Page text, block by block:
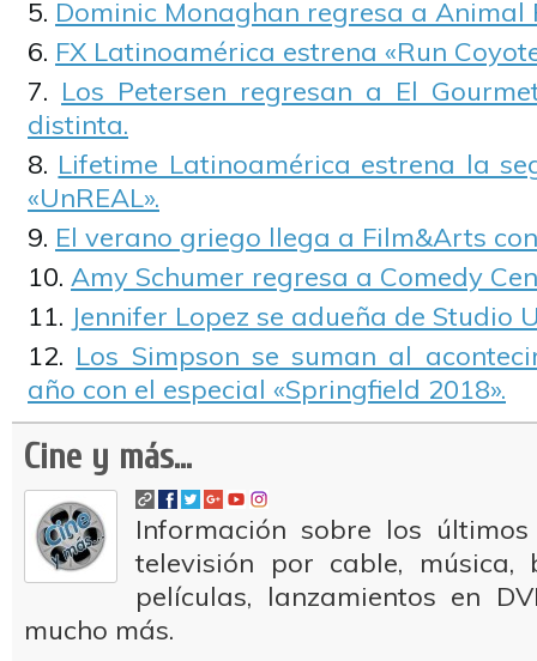
Dominic Monaghan regresa a Animal
FX Latinoamérica estrena «Run
Los Petersen regresan a El
distinta.
Lifetime Latinoamérica estrena la
«UnREAL».
El verano griego llega a Film&Arts con
Amy Schumer regresa a Comedy
Jennifer Lopez se adueña de Studio
Los Simpson se suman al
año con el especial «Springfield 2018».
Cine y más...
Información sobre los
televisión por cable, música,
películas, lanzamientos en
mucho más.